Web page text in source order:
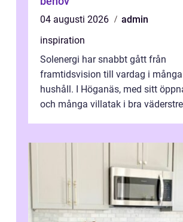
04 augusti 2026
admin
inspiration
Solenergi har snabbt gått från
framtidsvision till vardag i
hushåll. I Höganäs, med sitt
och många villatak i bra